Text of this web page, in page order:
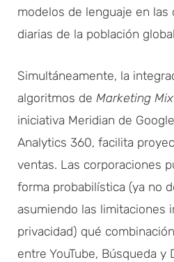
modelos de lenguaje en las
diarias de la población
Simultáneamente, la
algoritmos de Marketing
iniciativa Meridian de
Analytics 360, facilita
ventas. Las corporaciones
forma probabilística (ya no
asumiendo las limitaciones
privacidad) qué
entre YouTube, Búsqueda y